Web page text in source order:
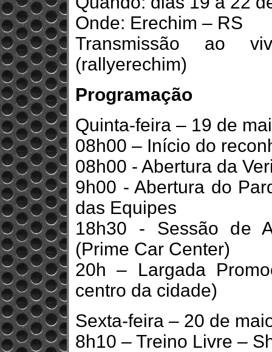
Onde: Erechim – RS
Transmissão ao
(rallyerechim)
Programação
Quinta-feira – 19 de
08h00 – Início do
08h00 - Abertura da
9h00 - Abertura do
das Equipes
18h30 - Sessão de
(Prime Car Center)
20h – Largada
centro da cidade)
Sexta-feira – 20 de
8h10 – Treino Livre –